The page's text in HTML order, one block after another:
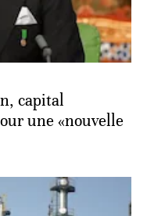
capital
une «nouvelle